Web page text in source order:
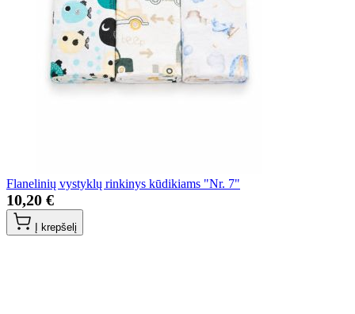
Flanelinių vystyklų rinkinys kūdikiams "Nr. 7"
10,20 €
Į krepšelį